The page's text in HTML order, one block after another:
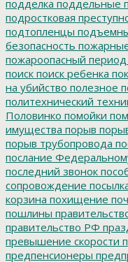
подделка поддельные
подростковая
подтопленцы
безопасность
пожароопасный период
поиск поиск ребенка
на убийство полезное
политехнический
Половинко помойки
имущества порыв
порыв трубопровода
послание
последний звонок
сопровождение
корзина похищение
пошлины
правительство РФ
превышение скорости
предпенсионеры